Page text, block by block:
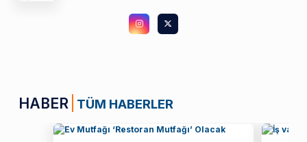
HABER TÜM HABERLER